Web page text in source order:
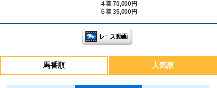
４着 70,000円
５着 35,000円
馬番順 人気順